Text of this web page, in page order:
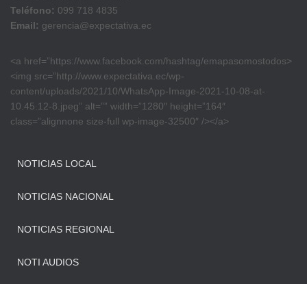
Teléfono: 099 718 4835
Email: gerencia@expectativa.ec
<a href=”https://www.facebook.com/hashtag/emapasomostodos>
<img src=”http://www.expectativa.ec/wp-
content/uploads/2021/10/WhatsApp-Image-2021-10-08-at-
10.45.12-8.jpeg” alt=”” width=”1280″ height=”164″
class=”alignnone size-full wp-image-32500″ /></a>
NOTICIAS LOCAL
NOTICIAS NACIONAL
NOTICIAS REGIONAL
NOTI AUDIOS